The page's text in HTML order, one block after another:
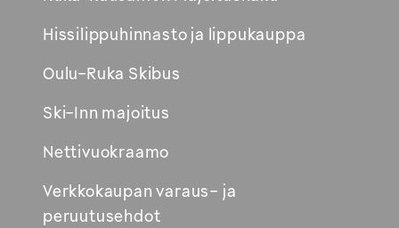
ikkunaan
Hissilippuhinnasto ja lippukauppa
Oulu-Ruka Skibus
Ski-Inn majoitus
Nettivuokraamo
Verkkokaupan varaus- ja
peruutusehdot